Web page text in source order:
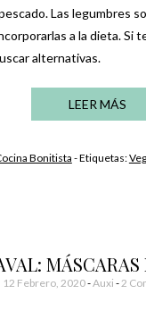
Las legumbres
a la dieta. Si
alternativas.
LEER MÁS
Bonitista - Etiquetas:
12 Febrero, 2020-Auxi 2